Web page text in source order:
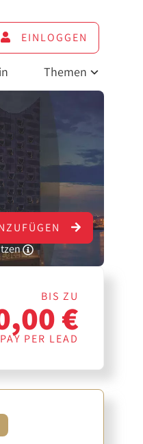
EINLOGGEN
Themen
BIS ZU
€
PAY PER LEAD